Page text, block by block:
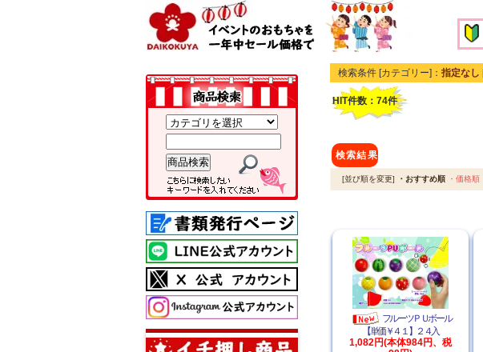
検索条件 [カテゴリー]： 指定なし
HIT件数： 74件
検索結果
[並び順を変更] ・おすすめ順 ・価格順
フルーツＰＵボール
【単価￥４１】２４入
1,082円(本体984円、税